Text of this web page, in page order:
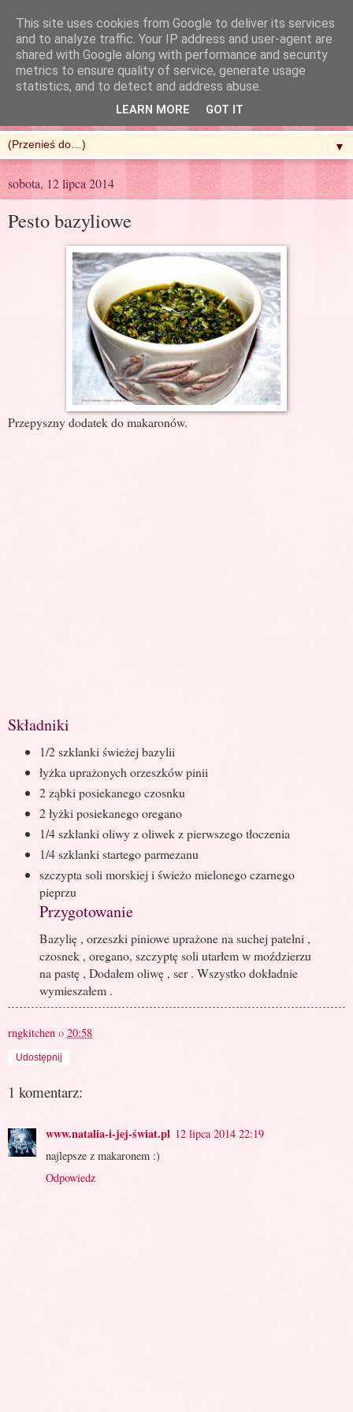
R'n'G Kitchen
▼
sobota, 12 lipca 2014
Pesto bazyliowe
Przepyszny dodatek do makaronów.
Składniki
1/2 szklanki świeżej bazylii
łyżka uprażonych orzeszków pinii
2 ząbki posiekanego czosnku
2 łyżki posiekanego oregano
1/4 szklanki oliwy z oliwek z pierwszego tłoczenia
1/4 szklanki startego parmezanu
szczypta soli morskiej i świeżo mielonego czarnego
pieprzu
Przygotowanie
Bazylię , orzeszki piniowe uprażone na suchej patelni ,
czosnek , oregano, szczyptę soli utarłem w moździerzu
na pastę , Dodałem oliwę , ser . Wszystko dokładnie
wymieszałem .
rngkitchen o 20:58
Udostępnij
1 komentarz:
www.natalia-i-jej-świat.pl 12 lipca 2014 22:19
najlepsze z makaronem :)
Odpowiedz
This site uses cookies from Google to deliver its services
and to analyze traffic. Your IP address and user-agent are
shared with Google along with performance and security
metrics to ensure quality of service, generate usage
statistics, and to detect and address abuse.
LEARN MORE GOT IT